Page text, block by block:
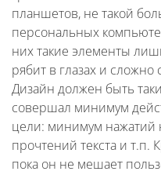
планшетов, не такой
персональных
них такие элементы
рябит в глазах и сложно
Дизайн должен быть
совершал минимум
цели: минимум нажатий
прочтений текста и т.п.
пока он не мешает